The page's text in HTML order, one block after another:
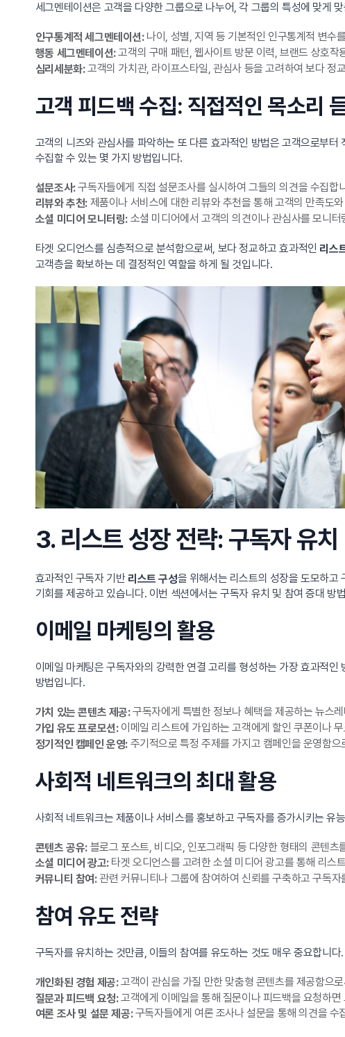
세그멘테이션은 고객을 다양한 그룹으로 나누어, 각 그룹의 특성에 맞게
인구통계적 세그멘테이션:나이, 성별, 지역 등 기본적인 인구통계적 변수
행동 세그멘테이션:고객의 구매 패턴, 웹사이트 방문 이력, 브랜드 상호작
심리세분화:고객의 가치관, 라이프스타일, 관심사 등을 고려하여 보다 정
고객 피드백 수집: 직접적인 목소리
고객의 니즈와 관심사를 파악하는 또 다른 효과적인 방법은 고객으로부
수집할 수 있는 몇 가지 방법입니다.
설문조사:구독자들에게 직접 설문조사를 실시하여 그들의 의견을 수집합
리뷰와 추천:제품이나 서비스에 대한 리뷰와 추천을 통해 고객의 만족도
소셜 미디어 모니터링:소셜 미디어에서 고객의 의견이나 관심사를 모니
타겟 오디언스를 심층적으로 분석함으로써, 보다 정교하고 효과적인 리스
고객층을 확보하는 데 결정적인 역할을 하게 될 것입니다.
3. 리스트 성장 전략: 구독자 유
효과적인 구독자 기반 리스트 구성을 위해서는 리스트의 성장을 도모하고
기회를 제공하고 있습니다. 이번 섹션에서는 구독자 유치 및 참여 증대 방
이메일 마케팅의 활용
이메일 마케팅은 구독자와의 강력한 연결 고리를 형성하는 가장 효과적
방법입니다.
가치 있는 콘텐츠 제공:구독자에게 특별한 정보나 혜택을 제공하는 뉴스
가입 유도 프로모션:이메일 리스트에 가입하는 고객에게 할인 쿠폰이나
정기적인 캠페인 운영:주기적으로 특정 주제를 가지고 캠페인을 운영함
사회적 네트워크의 최대 활용
사회적 네트워크는 제품이나 서비스를 홍보하고 구독자를 증가시키는
콘텐츠 공유:블로그 포스트, 비디오, 인포그래픽 등 다양한 형태의 콘텐
소셜 미디어 광고:타겟 오디언스를 고려한 소셜 미디어 광고를 통해 리스
커뮤니티 참여:관련 커뮤니티나 그룹에 참여하여 신뢰를 구축하고 구독
참여 유도 전략
구독자를 유치하는 것만큼, 이들의 참여를 유도하는 것도 매우 중요합니
개인화된 경험 제공:고객이 관심을 가질 만한 맞춤형 콘텐츠를 제공함으
질문과 피드백 요청:고객에게 이메일을 통해 질문이나 피드백을 요청하
여론 조사 및 설문 제공:구독자들에게 여론 조사나 설문을 통해 의견을 수